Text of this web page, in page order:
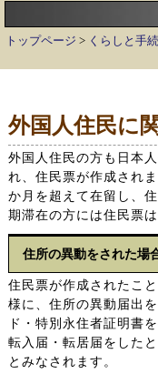
トップページ > くらしと手
外国人住民に
外国人住民の方も日本
れ、住民票が作成され
か月を超えて在留し、
期滞在の方には住民票
住所の異動をされた場
住民票が作成されたこ
様に、住所の異動届出
ド・特別永住者証明書
転入届・転居届をした
とみなされます。